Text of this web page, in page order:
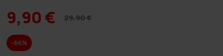
9,90 € 29,90 €
-66%